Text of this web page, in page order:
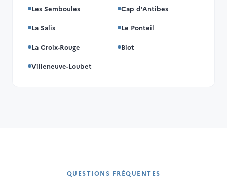
Les Semboules Cap d'Antibes
La Salis Le Ponteil
La Croix-Rouge Biot
Villeneuve-Loubet
QUESTIONS FRÉQUENTES